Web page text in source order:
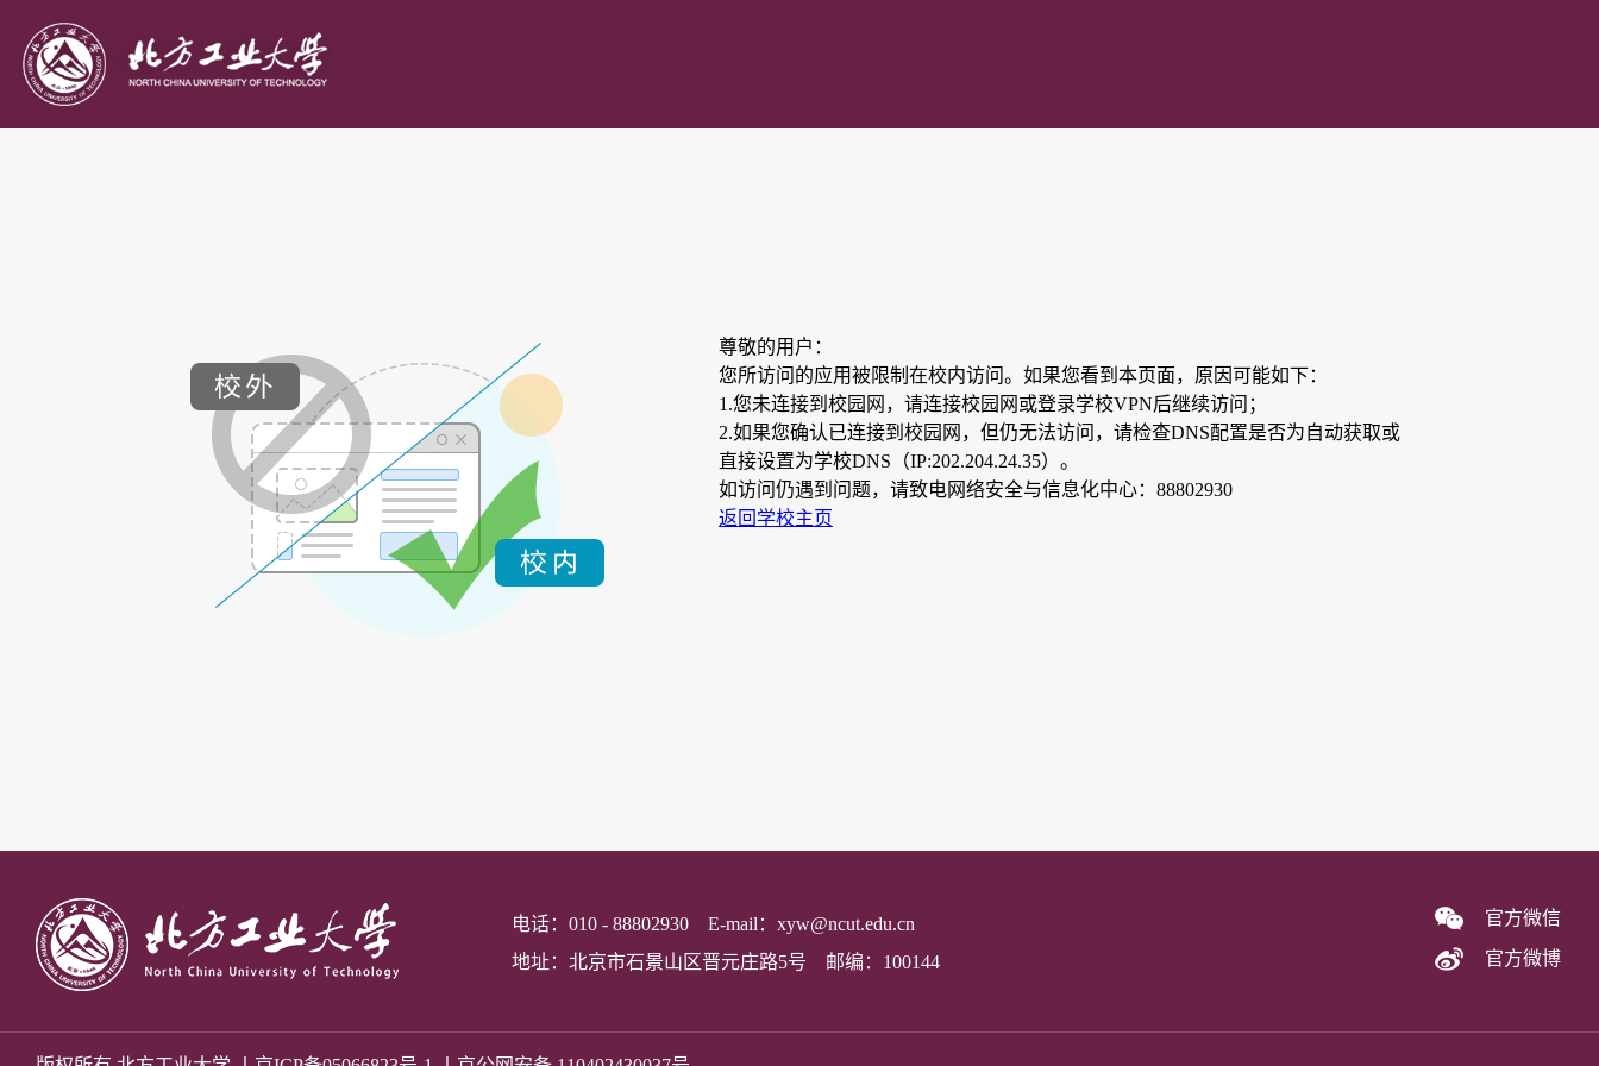
尊敬的用户：
您所访问的应用被限制在校内访问。如果您看到本页面，原因可能如下：
1.您未连接到校园网，请连接校园网或登录学校VPN后继续访问；
2.如果您确认已连接到校园网，但仍无法访问，请检查DNS配置是否为自动获取或
直接设置为学校DNS（IP:202.204.24.35）。
如访问仍遇到问题，请致电网络安全与信息化中心：88802930
返回学校主页
电话：010 - 88802930 E-mail：xyw@ncut.edu.cn
地址：北京市石景山区晋元庄路5号 邮编：100144
官方微信
官方微博